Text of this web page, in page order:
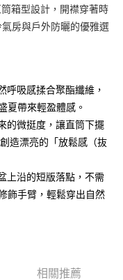
箱型設計，開襟穿著時
房與戶外防曬的優雅選
呼吸感揉合聚酯纖維，
夏帶來輕盈體感。
的微挺度，讓直筒下擺
造漂亮的「放鬆感（抜
上沿的短版落點，不需
飾手臂，輕鬆穿出自然
相關推薦